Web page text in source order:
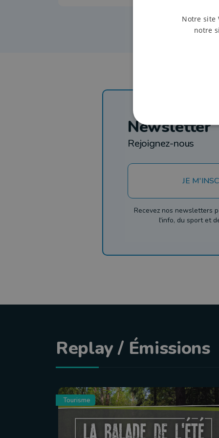
Newsletter
Rejoignez-nous
JE
Recevez nos newsletters
l'info, du sport et
Replay / Émissions
Tourisme
Notre site
notre